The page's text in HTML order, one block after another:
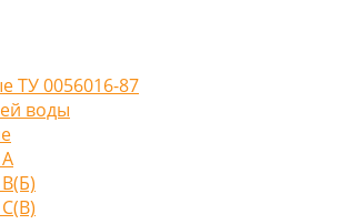
ТУ 0056016-87
воды